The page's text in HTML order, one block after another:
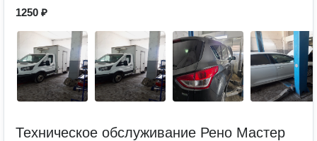
1250 ₽
Техническое обслуживание Рено Мастер